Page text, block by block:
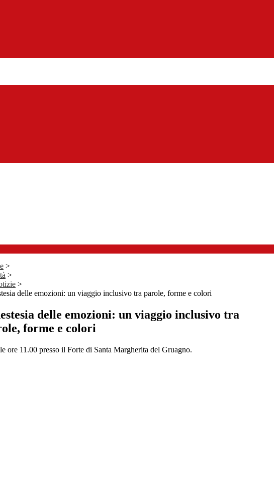
>
>
>
delle emozioni: un viaggio inclusivo tra parole, forme e colori
delle emozioni: un viaggio inclusivo tra
forme e colori
ore 11.00 presso il Forte di Santa Margherita del Gruagno.